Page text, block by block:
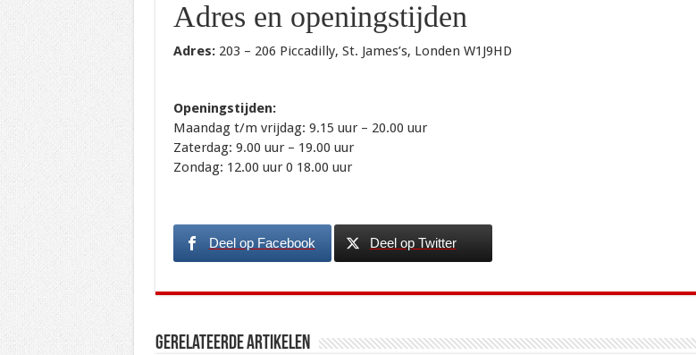
Adres en openingstijden
Adres:203 – 206 Piccadilly, St. James’s, Londen W1J9HD
Openingstijden:
Maandag t/m vrijdag: 9.15 uur – 20.00 uur
Zaterdag: 9.00 uur – 19.00 uur
Zondag: 12.00 uur 0 18.00 uur
Deel op Facebook Deel op Twitter
Gerelateerde artikelen